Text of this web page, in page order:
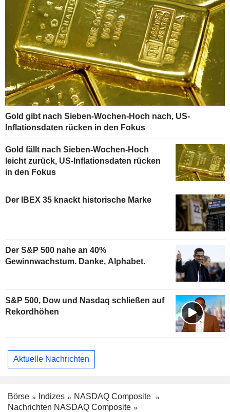
Gold gibt nach Sieben-Wochen-Hoch nach, US-
Inflationsdaten rücken in den Fokus
Gold fällt nach Sieben-Wochen-Hoch
leicht zurück, US-Inflationsdaten rücken
in den Fokus
Der IBEX 35 knackt historische Marke
Der S&P 500 nahe an 40%
Gewinnwachstum. Danke, Alphabet.
S&P 500, Dow und Nasdaq schließen auf
Rekordhöhen
Aktuelle Nachrichten
Börse Indizes
NASDAQ Composite
Nachrichten NASDAQ Composite